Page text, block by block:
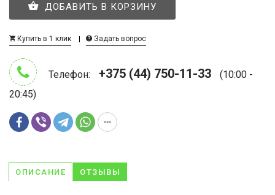
ДОБАВИТЬ В КОРЗИНУ
Купить в 1 клик Задать вопрос
Телефон: +375 (44) 750-11-33
(10:00 -
20:45)
ОПИСАНИЕ ОТЗЫВЫ